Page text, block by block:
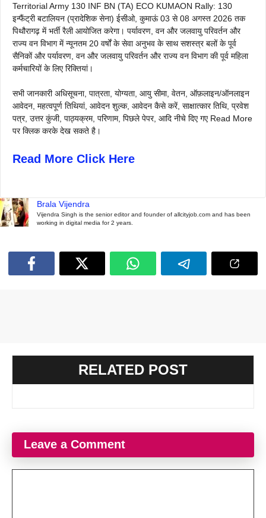
Territorial Army 130 INF BN (TA) ECO KUMAON Rally: 130
इन्फैंट्री बटालियन (प्रादेशिक सेना) ईसीओ, कुमाऊं 03 से 08 अगस्त 2026 तक
पिथौरागढ़ में भर्ती रैली आयोजित करेगा। पर्यावरण, वन और जलवायु परिवर्तन और
राज्य वन विभाग में न्यूनतम 20 वर्षों के सेवा अनुभव के साथ सशस्त्र बलों के पूर्व
सैनिकों और पर्यावरण, वन और जलवायु परिवर्तन और राज्य वन विभाग की पूर्व महिला
कर्मचारियों के लिए रिक्तियां।
सभी जानकारी अधिसूचना, पात्रता, योग्यता, आयु सीमा, वेतन, ऑफ़लाइन/ऑनलाइन
आवेदन, महत्वपूर्ण तिथियां, आवेदन शुल्क, आवेदन कैसे करें, साक्षात्कार तिथि, प्रवेश
पत्र, उत्तर कुंजी, पाठ्यक्रम, परिणाम, पिछले पेपर, आदि नीचे दिए गए Read More
पर क्लिक करके देख सकते है।
Read More Click Here
Brala Vijendra
Vijendra Singh is the senior editor and founder of allcityjob.com and has been
working in digital media for 2 years.
RELATED POST
Leave a Comment